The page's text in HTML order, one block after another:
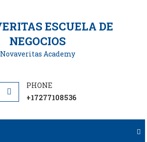
ESCUELA DE
NEGOCIOS
Novaveritas Academy
+17277108536